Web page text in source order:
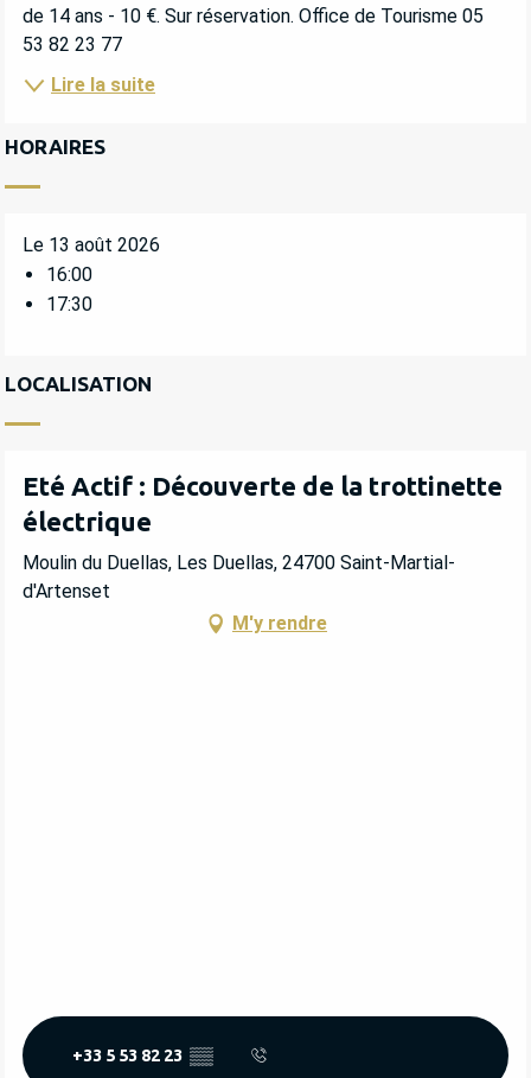
de 14 ans - 10 €. Sur réservation. Office de Tourisme 05
53 82 23 77
Lire la suite
HORAIRES
Le 13 août 2026
16:00
17:30
LOCALISATION
Eté Actif : Découverte de la trottinette
électrique
Moulin du Duellas, Les Duellas, 24700 Saint-Martial-
d'Artenset
M'y rendre
+33 5 53 82 23 ▒▒